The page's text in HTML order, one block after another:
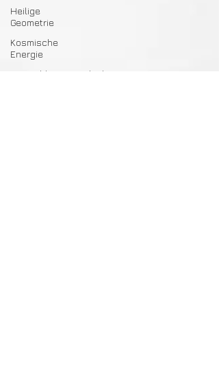
Heilige
Geometrie
Kosmische
Energie
Menschheitsgeschichte